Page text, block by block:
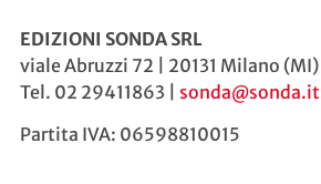
EDIZIONI SONDA SRL
viale Abruzzi 72 | 20131 Milano (MI)
Tel. 02 29411863 | sonda@sonda.it
Partita IVA: 06598810015